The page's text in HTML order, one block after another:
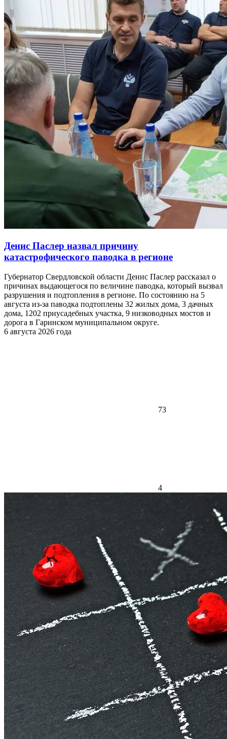
Денис Паслер назвал причину
катастрофического паводка в регионе
Губернатор Свердловской области Денис Паслер рассказал о
причинах выдающегося по величине паводка, который вызвал
разрушения и подтопления в регионе. По состоянию на 5
августа из-за паводка подтоплены 32 жилых дома, 3 дачных
дома, 1202 приусадебных участка, 9 низководных мостов и
дорога в Гаринском муниципальном округе.
6 августа 2026 года
73
4